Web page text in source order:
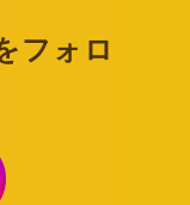
フォロ